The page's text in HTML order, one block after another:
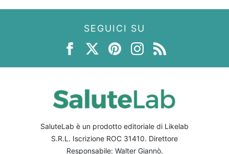
SEGUICI SU
SaluteLab è un prodotto editoriale di Likelab
S.R.L. Iscrizione ROC 31410. Direttore
Responsabile: Walter Giannò.